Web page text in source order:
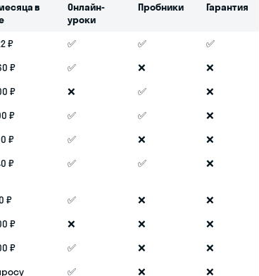
в
Онлайн-
уроки
Пробники Гарантия
₽ ✅ ✅
✅
₽ ✅ ❌
❌
₽ ❌ ✅
❌
₽ ✅ ✅
❌
₽ ✅ ❌
❌
₽ ✅ ✅ ❌
₽ ✅ ❌
❌
₽ ❌ ❌
❌
₽ ✅ ❌
❌
✅ ❌ ❌